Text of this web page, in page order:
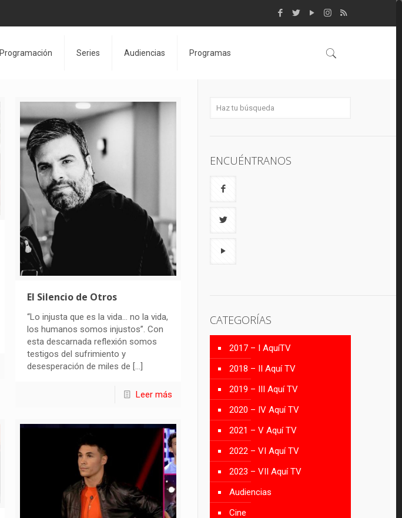
Programación Series Audiencias Programas
El Silencio de Otros
“Lo injusta que es la vida… no la vida,
los humanos somos injustos”. Con
esta descarnada reflexión somos
testigos del sufrimiento y
desesperación de miles de […]
Leer más
ENCUÉNTRANOS
CATEGORÍAS
2017 – I AquíTV
2018 – II Aquí TV
2019 – III Aquí TV
2020 – IV Aquí TV
2021 – V Aquí TV
2022 – VI Aquí TV
2023 – VII Aquí TV
Audiencias
Cine